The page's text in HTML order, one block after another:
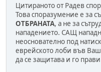
Цитираното от Радев
Това споразумение е за
ОТБРАНАТА, а не за
нападението. САЩ
неоснователно под
еврейското лоби във
да се защитава и го